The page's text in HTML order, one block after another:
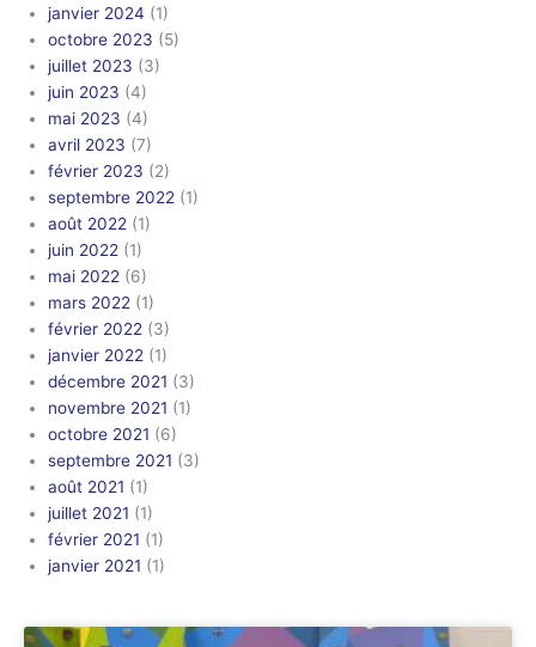
janvier 2024 (1)
octobre 2023 (5)
juillet 2023 (3)
juin 2023 (4)
mai 2023 (4)
avril 2023 (7)
février 2023 (2)
septembre 2022 (1)
août 2022 (1)
juin 2022 (1)
mai 2022 (6)
mars 2022 (1)
février 2022 (3)
janvier 2022 (1)
décembre 2021 (3)
novembre 2021 (1)
octobre 2021 (6)
septembre 2021 (3)
août 2021 (1)
juillet 2021 (1)
février 2021 (1)
janvier 2021 (1)